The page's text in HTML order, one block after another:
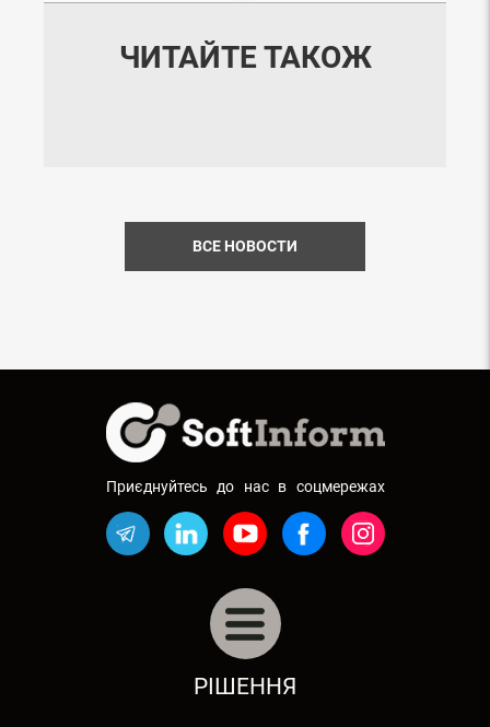
ЧИТАЙТЕ ТАКОЖ
ВСЕ НОВОСТИ
Приєднуйтесь до нас в соцмережах
АВТОБІЗНЕС: АВТОСАЛОНИ, СТО
РІШЕННЯ